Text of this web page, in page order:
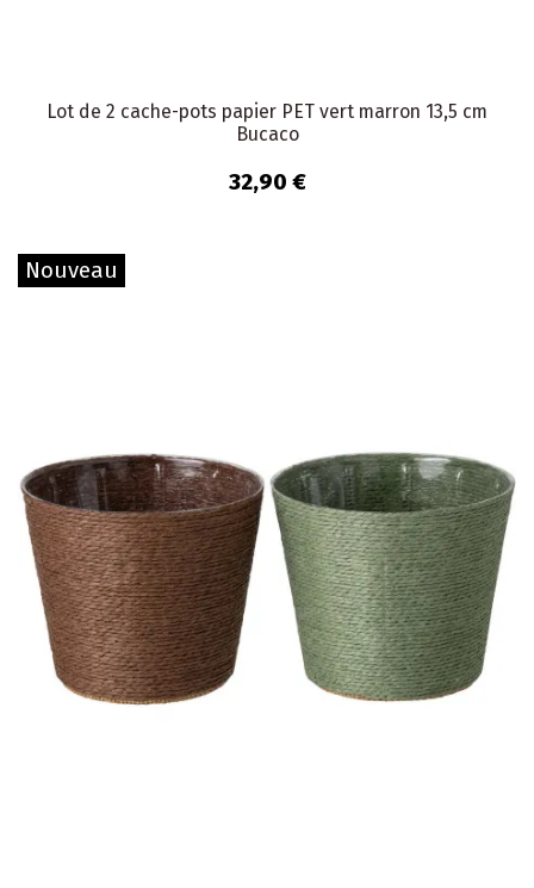
Lot de 2 cache-pots papier PET vert marron 13,5 cm
Bucaco
32,90 €
Nouveau